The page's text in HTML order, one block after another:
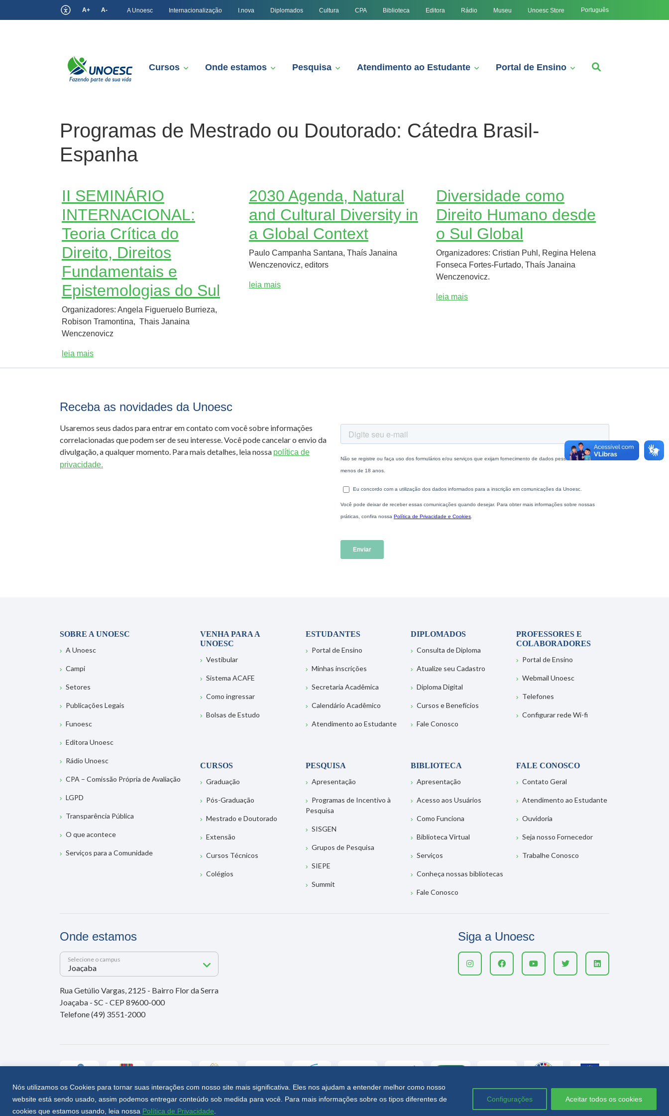
Nós utilizamos os Cookies para tornar suas interações com nosso site mais significativa. Eles nos ajudam a entender melhor como nosso
website está sendo usado, assim podemos entregar conteúdo sob medida para você. Para mais informações sobre os tipos diferentes de
cookies que estamos usando, leia nossa Política de Privacidade
Configurações Aceitar todos os cookies
A+ A- A Unoesc Internacionalização I.nova Diplomados Cultura CPA Biblioteca Editora Rádio Museu Unoesc Store Português
Cursos Onde estamos Pesquisa Atendimento ao Estudante Portal de Ensino
Programas de Mestrado ou Doutorado: Cátedra Brasil-
Espanha
II SEMINÁRIO
INTERNACIONAL:
Teoria Crítica do
Direito, Direitos
Fundamentais e
Epistemologias do Sul
Organizadores: Angela Figueruelo Burrieza,
Robison Tramontina, Thais Janaina
Wenczenovicz
leia mais
2030 Agenda, Natural
and Cultural Diversity in
a Global Context
Paulo Campanha Santana, Thaís Janaina
Wenczenovicz, editors
leia mais
Diversidade como
Direito Humano desde
o Sul Global
Organizadores: Cristian Puhl, Regina Helena
Fonseca Fortes-Furtado, Thaís Janaina
Wenczenovicz.
leia mais
Receba as novidades da Unoesc
Usaremos seus dados para entrar em contato com você sobre informações
correlacionadas que podem ser de seu interesse. Você pode cancelar o envio da
divulgação, a qualquer momento. Para mais detalhes, leia nossa política de
privacidade.
SOBRE A UNOESC
A Unoesc
Campi
Setores
Publicações Legais
Funoesc
Editora Unoesc
Rádio Unoesc
CPA – Comissão Própria de Avaliação
LGPD
Transparência Pública
O que acontece
Serviços para a Comunidade
VENHA PARA A
UNOESC
Vestibular
Sistema ACAFE
Como ingressar
Bolsas de Estudo
ESTUDANTES
Portal de Ensino
Minhas inscrições
Secretaria Acadêmica
Calendário Acadêmico
Atendimento ao Estudante
DIPLOMADOS
Consulta de Diploma
Atualize seu Cadastro
Diploma Digital
Cursos e Benefícios
Fale Conosco
PROFESSORES E
COLABORADORES
Portal de Ensino
Webmail Unoesc
Telefones
Configurar rede Wi-fi
CURSOS
Graduação
Pós-Graduação
Mestrado e Doutorado
Extensão
Cursos Técnicos
Colégios
PESQUISA
Apresentação
Programas de Incentivo à
Pesquisa
SISGEN
Grupos de Pesquisa
SIEPE
Summit
BIBLIOTECA
Apresentação
Acesso aos Usuários
Como Funciona
Biblioteca Virtual
Serviços
Conheça nossas bibliotecas
Fale Conosco
FALE CONOSCO
Contato Geral
Atendimento ao Estudante
Ouvidoria
Seja nosso Fornecedor
Trabalhe Conosco
Onde estamos
Selecione o campus
Rua Getúlio Vargas, 2125 - Bairro Flor da Serra
Joaçaba - SC - CEP 89600-000
Telefone (49) 3551-2000
Siga a Unoesc
Unoesc © 2026 - Todos os direitos reservados Política de privacidade